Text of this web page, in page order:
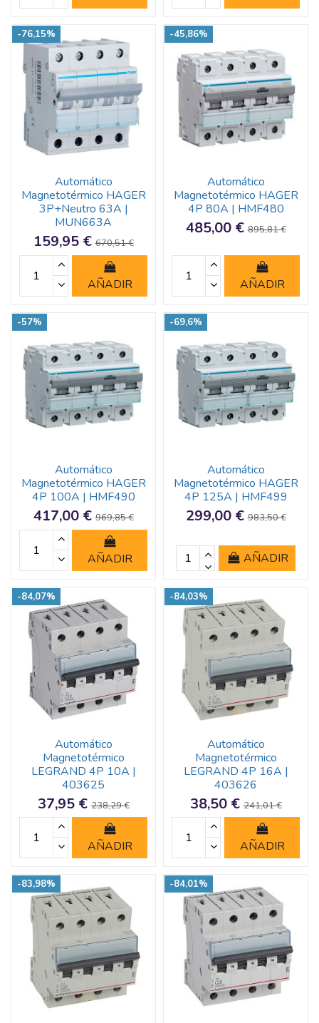
-76,15%
Automático
Magnetotérmico HAGER
3P+Neutro 63A |
MUN663A
159,95 €670,51 €
AÑADIR
-45,86%
Automático
Magnetotérmico HAGER
4P 80A | HMF480
485,00 €895,81 €
AÑADIR
-57%
Automático
Magnetotérmico HAGER
4P 100A | HMF490
417,00 €969,85 €
AÑADIR
-69,6%
Automático
Magnetotérmico HAGER
4P 125A | HMF499
299,00 €983,50 €
AÑADIR
-84,07%
Automático
Magnetotérmico
LEGRAND 4P 10A |
403625
37,95 €238,29 €
AÑADIR
-84,03%
Automático
Magnetotérmico
LEGRAND 4P 16A |
403626
38,50 €241,01 €
AÑADIR
-83,98% -84,01%